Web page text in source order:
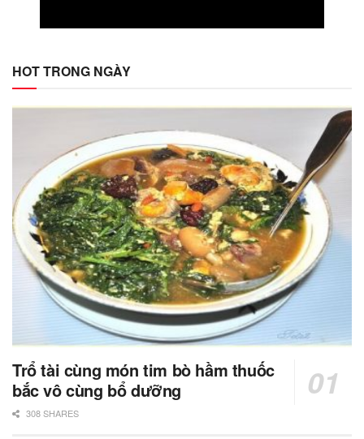
HOT TRONG NGÀY
Trổ tài cùng món tim bò hầm thuốc
bắc vô cùng bổ dưỡng
308 SHARES